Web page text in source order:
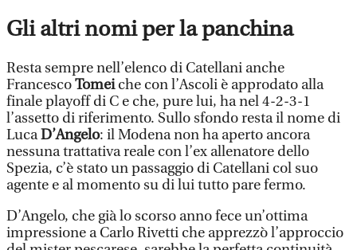
Gli altri nomi per la panchina
Resta sempre nell’elenco di Catellani anche
FrancescoTomeiche con l’Ascoli è approdato alla
finale playoff di C e che, pure lui, ha nel 4-2-3-1
l’assetto di riferimento. Sullo sfondo resta il nome di
LucaD’Angelo: il Modena non ha aperto ancora
nessuna trattativa reale con l’ex allenatore dello
Spezia, c’è stato un passaggio di Catellani col suo
agente e al momento su di lui tutto pare fermo.
D’Angelo, che già lo scorso anno fece un’ottima
impressione a Carlo Rivetti che apprezzò l’approccio